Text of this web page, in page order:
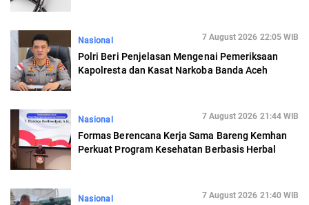
Nasional 7 August 2026 22:05 WIB
Polri Beri Penjelasan Mengenai Pemeriksaan
Kapolresta dan Kasat Narkoba Banda Aceh
Nasional 7 August 2026 21:44 WIB
Formas Berencana Kerja Sama Bareng Kemhan
Perkuat Program Kesehatan Berbasis Herbal
Nasional 7 August 2026 21:40 WIB